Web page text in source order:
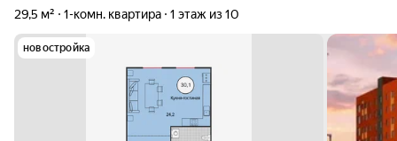
29,5 м² 1-комн. квартира 1 этаж из 10
новостройка